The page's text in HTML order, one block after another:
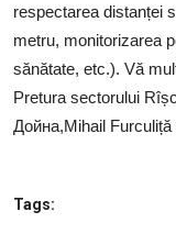
respectarea distanței
metru, monitorizarea
sănătate, etc.). Vă
Pretura sectorului
Дойна,Mihail Furculiță
Tags: